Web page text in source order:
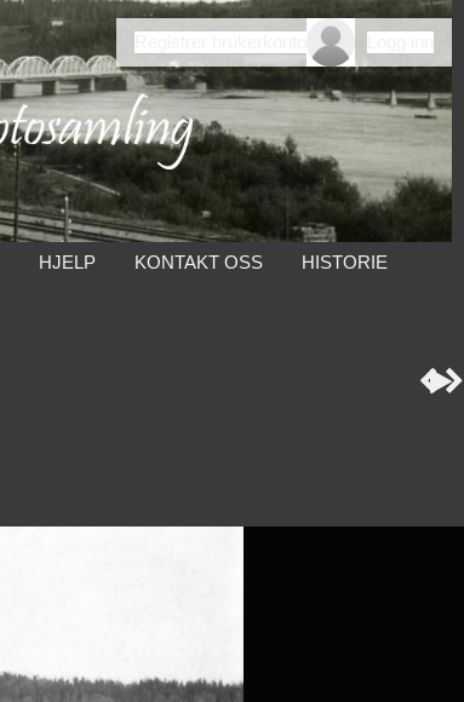
HJELP KONTAKT OSS HISTORIE
